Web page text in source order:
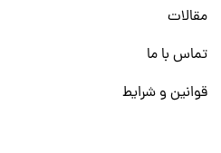
مقالات
تماس با ما
قوانین و شرایط